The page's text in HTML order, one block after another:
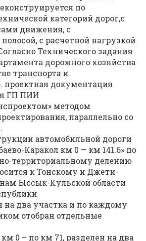
по
категорий дорог,с
движения, с
с расчетной нагрузкой
Технического задания
дорожного хозяйства
транспорта и
документация
ГП ПИИ
методом
параллельно со
автомобильной дороги
Каракол км 0 — км 141.6» по
территориальному делению
к Тонскому и Джети-
Ыссык-Кульской области
на два участка и по каждому
отобран отдельные
0 – по км 71, разделен на два